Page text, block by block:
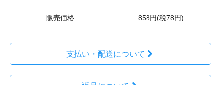
販売価格 858円(税78円)
支払い・配送について